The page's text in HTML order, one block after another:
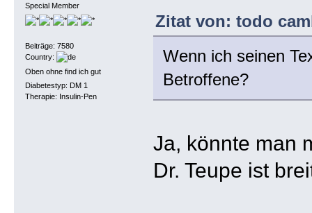
Special Member
Beiträge: 7580
Country:
Oben ohne find ich gut
Diabetestyp: DM 1
Therapie: Insulin-Pen
Zitat von: todo
Wenn ich seinen
Betroffene?
Ja, könnte man
Dr. Teupe ist